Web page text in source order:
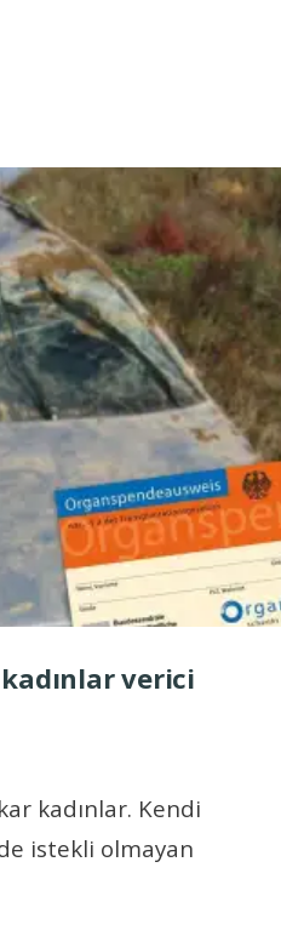
kadınlar verici
kadınlar. Kendi
istekli olmayan